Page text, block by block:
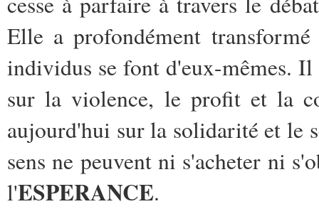
Elle a profondément
individus se font d'eux-mêmes.
sur la violence, le profit et la
aujourd'hui sur la solidarité et le
sens ne peuvent ni s'acheter ni
l'ESPERANCE.